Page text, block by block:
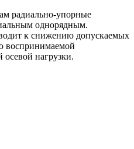
радиально-упорные
однорядным.
к снижению допускаемых
воспринимаемой
нагрузки.